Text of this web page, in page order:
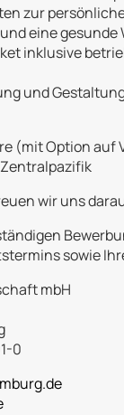
zur
eine
inklusive
und
(mit Option auf
wir uns
sowie
mbH
0